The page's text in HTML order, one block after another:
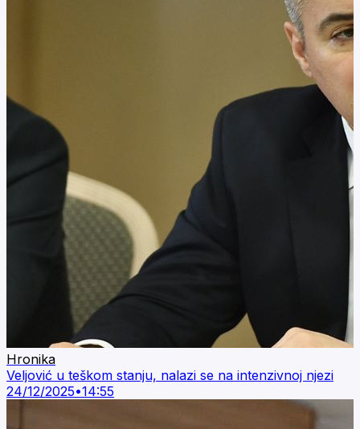
Hronika
Veljović u teškom stanju, nalazi se na intenzivnoj njezi
24/12/2025•14:55